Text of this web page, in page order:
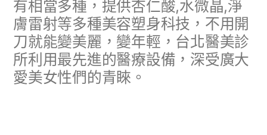
有相當多種，提供杏仁酸,水微晶,淨
膚雷射等多種美容塑身科技，不用開
刀就能變美麗，變年輕，台北醫美診
所利用最先進的醫療設備，深受廣大
愛美女性們的青睞。